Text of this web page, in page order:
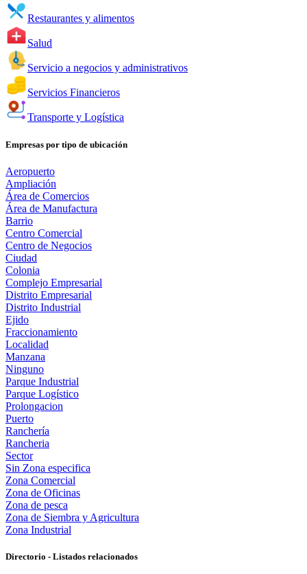
Restaurantes y alimentos
Salud
Servicio a negocios y administrativos
Servicios Financieros
Transporte y Logística
Empresas por tipo de ubicación
Aeropuerto
Ampliación
Área de Comercios
Área de Manufactura
Barrio
Centro Comercial
Centro de Negocios
Ciudad
Colonia
Complejo Empresarial
Distrito Empresarial
Distrito Industrial
Ejido
Fraccionamiento
Localidad
Manzana
Ninguno
Parque Industrial
Parque Logístico
Prolongacion
Puerto
Ranchería
Rancheria
Sector
Sin Zona especifica
Zona Comercial
Zona de Oficinas
Zona de pesca
Zona de Siembra y Agricultura
Zona Industrial
Directorio - Listados relacionados